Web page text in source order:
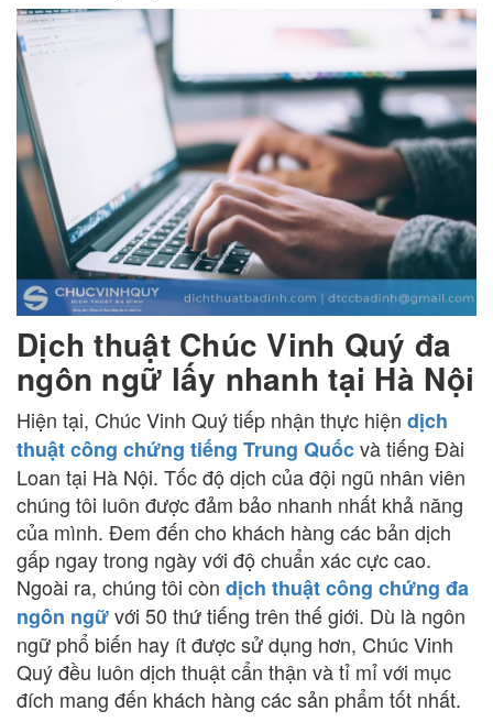
Dịch thuật Chúc Vinh Quý đa
ngôn ngữ lấy nhanh tại Hà Nội
Hiện tại, Chúc Vinh Quý tiếp nhận thực hiện dịch
thuật công chứng tiếng Trung Quốcvà tiếng Đài
Loan tại Hà Nội. Tốc độ dịch của đội ngũ nhân viên
chúng tôi luôn được đảm bảo nhanh nhất khả năng
của mình. Đem đến cho khách hàng các bản dịch
gấp ngay trong ngày với độ chuẩn xác cực cao.
Ngoài ra, chúng tôi còn dịch thuật công chứng đa
ngôn ngữvới 50 thứ tiếng trên thế giới. Dù là ngôn
ngữ phổ biến hay ít được sử dụng hơn, Chúc Vinh
Quý đều luôn dịch thuật cẩn thận và tỉ mỉ với mục
đích mang đến khách hàng các sản phẩm tốt nhất.